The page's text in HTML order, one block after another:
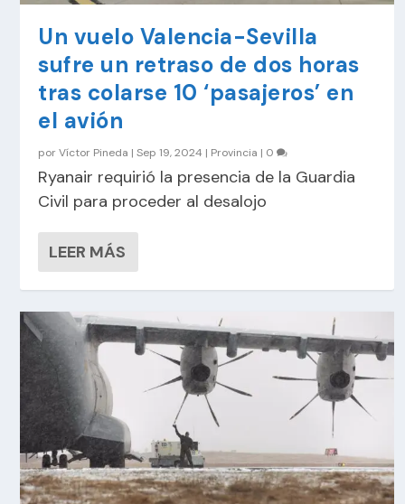
Un vuelo Valencia-Sevilla
sufre un retraso de dos horas
tras colarse 10 ‘pasajeros’ en
el avión
porVíctor Pineda |Sep 19, 2024 | Provincia | 0
Ryanair requirió la presencia de la Guardia
Civil para proceder al desalojo
LEER MÁS